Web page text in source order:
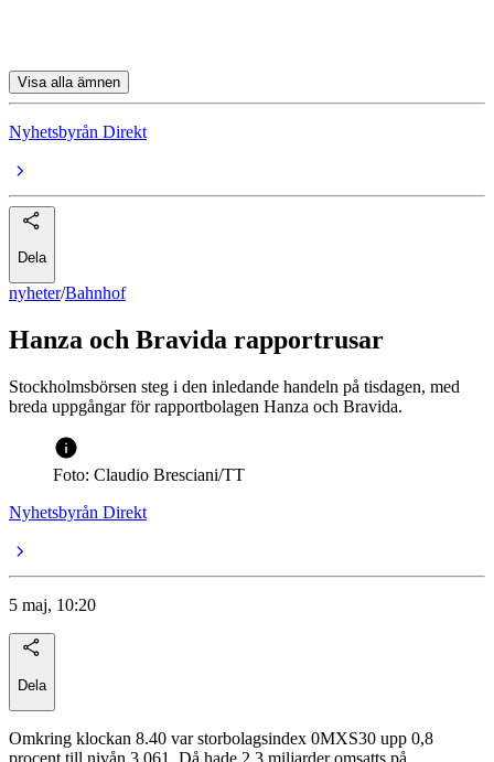
Visa alla ämnen
Nyhetsbyrån Direkt
Dela
nyheter/Bahnhof
Hanza och Bravida rapportrusar
Stockholmsbörsen steg i den inledande handeln på tisdagen, med
breda uppgångar för rapportbolagen Hanza och Bravida.
Foto: Claudio Bresciani/TT
Nyhetsbyrån Direkt
5 maj, 10:20
Dela
Omkring klockan 8.40 var storbolagsindex 0MXS30 upp 0,8
procent till nivån 3.061. Då hade 2,3 miljarder omsatts på